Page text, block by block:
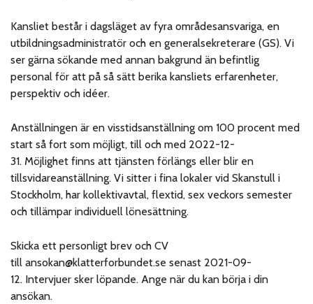
Kansliet består i dagsläget av fyra områdesansvariga, en
utbildningsadministratör och en generalsekreterare (GS). Vi
ser gärna sökande med annan bakgrund än befintlig
personal för att på så sätt berika kansliets erfarenheter,
perspektiv och idéer.
Anställningen är en visstidsanställning om 100 procent med
start så fort som möjligt, till och med 2022-12-
31. Möjlighet finns att tjänsten förlängs eller blir en
tillsvidareanställning. Vi sitter i fina lokaler vid Skanstull i
Stockholm, har kollektivavtal, flextid, sex veckors semester
och tillämpar individuell lönesättning.
Skicka ett personligt brev och CV
tillansokan@klatterforbundet.se senast 2021-09-
12. Intervjuer sker löpande.Ange när du kan börja i din
ansökan.